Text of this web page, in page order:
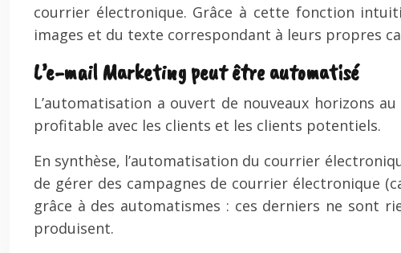
courrier électronique. Grâce à cette fonction
images et du texte correspondant à leurs propres
L’e-mail Marketing peut être automatisé
L’automatisation a ouvert de nouveaux horizons au
profitable avec les clients et les clients potentiels.
En synthèse, l’automatisation du courrier
de gérer des campagnes de courrier électronique
grâce à des automatismes : ces derniers ne sont
produisent.